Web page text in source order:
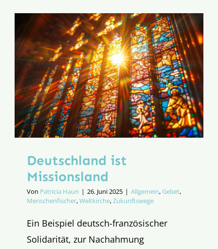
die
Zukunft
der
Deutschland ist
Missionsland
Von Patricia Haun | 26. Juni 2025 | Allgemein,Gebet,
Menschenfischer,Weltkirche,Zukunftswege
Ein Beispiel deutsch-französischer
Solidarität, zur Nachahmung